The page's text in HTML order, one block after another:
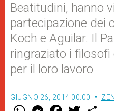
Beatitudini, hanno
partecipazione dei
Koch e Aguilar. Il
ringraziato i
per il loro lavoro
GIUGNO 26, 2014 00:00
W M F